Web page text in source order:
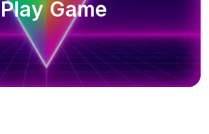
Play Game